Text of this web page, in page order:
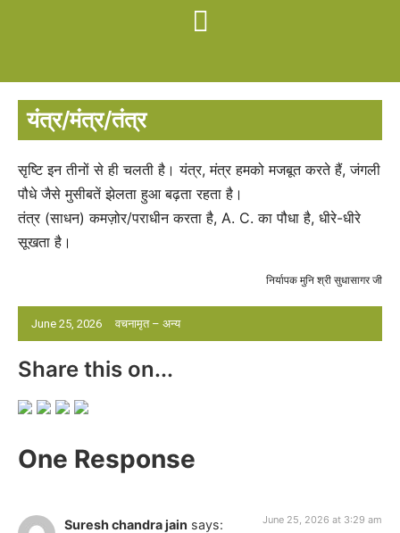
यंत्र/मंत्र/तंत्र
June 25, 2026 वचनामृत – अन्य
सृष्टि इन तीनों से ही चलती है। यंत्र, मंत्र हमको मजबूत करते हैं, जंगली
पौधे जैसे मुसीबतें झेलता हुआ बढ़ता रहता है।
तंत्र (साधन) कमज़ोर/पराधीन करता है, A. C. का पौधा है, धीरे-धीरे
सूखता है।
निर्यापक मुनि श्री सुधासागर जी
Share this on...
One Response
Suresh chandra jain says: June 25, 2026 at 3:29 am